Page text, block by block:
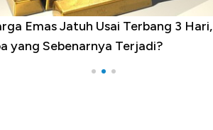
Emas Jatuh Usai Terbang 3 Hari,
yang Sebenarnya Terjadi?